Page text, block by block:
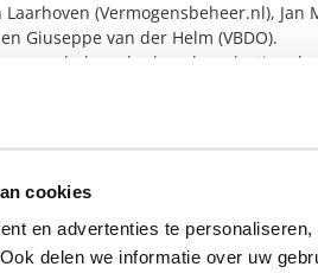
cookies
en advertenties te
delen we informatie over uw
(Vermogensbeheer.nl), Jan
Giuseppe van der Helm (VBDO).
kon de redactie
Vermogensbeheer.nl. De winnaar
afkomstig van de
een beleggingsvoorstel maken en
jury heeft uiteindelijk Theodoor